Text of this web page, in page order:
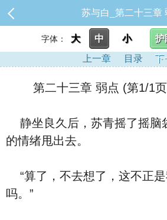
苏与白_第二十三章
字体： 大 中 小 护
上一章
目录 下
第二十三章 弱点 (第1/1
静坐良久后，苏青摇了摇脑
的情绪甩出去。
“算了，不去想了，这不正
吗。”